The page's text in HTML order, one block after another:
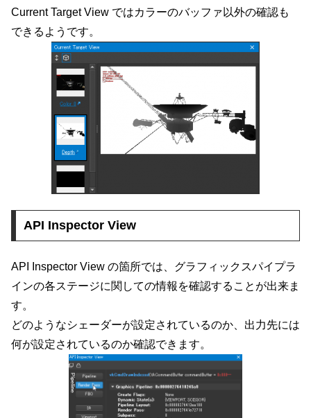
Current Target View ではカラーのバッファ以外の確認も
できるようです。
API Inspector View
API Inspector View の箇所では、グラフィックスパイプラ
インの各ステージに関しての情報を確認することが出来ま
す。
どのようなシェーダーが設定されているのか、出力先には
何が設定されているのか確認できます。